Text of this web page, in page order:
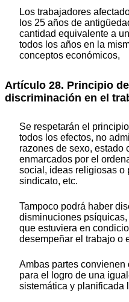
Los trabajadores
los 25 años de
cantidad equivalente a
todos los años en la
conceptos económicos,
Artículo 28. Principio
discriminación en el
Se respetarán el
todos los efectos, no
razones de sexo, estado
enmarcados por el
social, ideas religiosas o
sindicato, etc.
Tampoco podrá haber
disminuciones
que estuviera en
desempeñar el trabajo o
Ambas partes
para el logro de una
sistemática y planificada